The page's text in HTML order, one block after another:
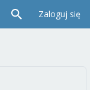
Zaloguj się